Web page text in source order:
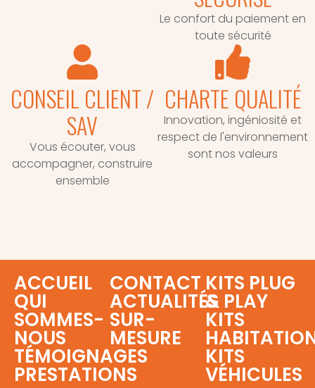
Le confort du paiement en
toute sécurité
CONSEIL CLIENT /
SAV
Vous écouter, vous
accompagner, construire
ensemble
CHARTE QUALITÉ
Innovation, ingéniosité et
respect de l'environnement
sont nos valeurs
ACCUEIL
QUI
SOMMES-
NOUS
TÉMOIGNAGES
PRESTATIONS
CONTACT
ACTUALITÉS
SUR-
MESURE
KITS PLUG
& PLAY
KITS
KITS
VÉHICULES